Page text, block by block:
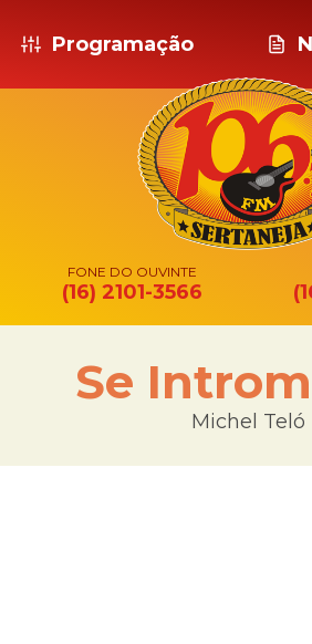
Programação
FONE DO OUVINTE
(16) 2101-3566
Se
Michel Teló